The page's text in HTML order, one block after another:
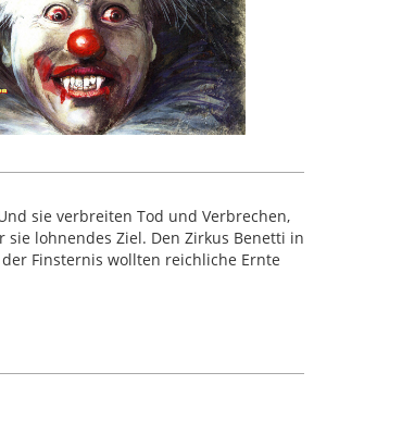
sie verbreiten Tod und Verbrechen,
lohnendes Ziel. Den Zirkus Benetti in
Finsternis wollten reichliche Ernte